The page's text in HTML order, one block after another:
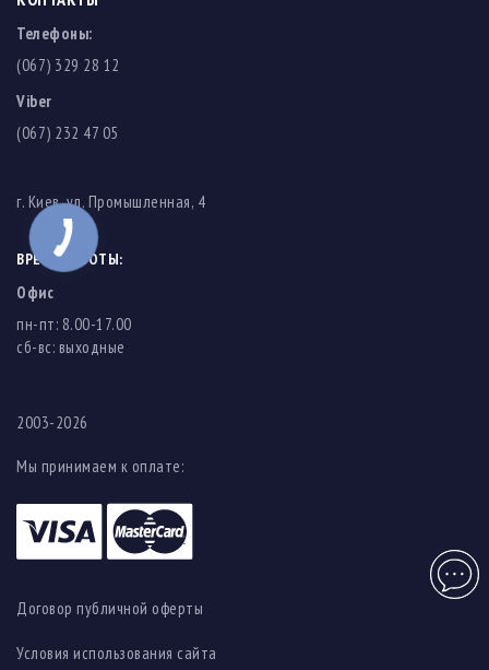
Телефоны:
(067) 329 28 12
Viber
(067) 232 47 05
г. Киев, ул. Промышленная, 4
ВРЕМЯ РАБОТЫ:
Офис
пн-пт: 8.00-17.00
cб-вс: выходные
2003-2026
Мы принимаем к оплате:
Договор публичной оферты
Условия использования сайта
Чат